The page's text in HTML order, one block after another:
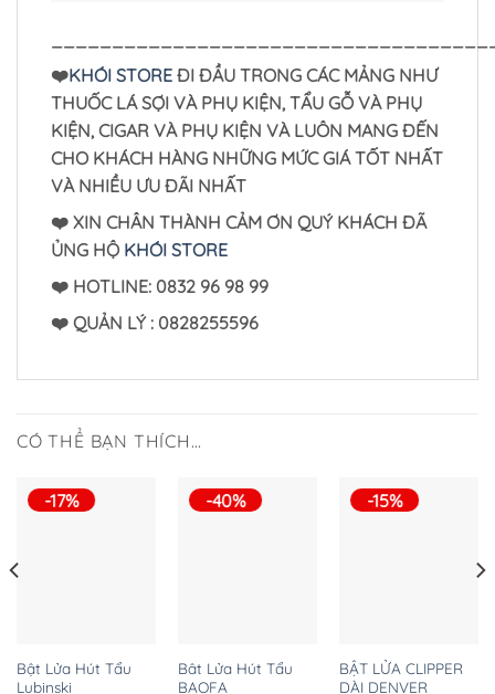
❤️KHÓI STORE ĐI ĐẦU TRONG CÁC MẢNG NHƯ
THUỐC LÁ SỢI VÀ PHỤ KIỆN, TẨU GỖ VÀ PHỤ
KIỆN, CIGAR VÀ PHỤ KIỆN VÀ LUÔN MANG ĐẾN
CHO KHÁCH HÀNG NHỮNG MỨC GIÁ TỐT NHẤT
VÀ NHIỀU ƯU ĐÃI NHẤT
❤️ XIN CHÂN THÀNH CẢM ƠN QUÝ KHÁCH ĐÃ
ỦNG HỘ KHÓI STORE
❤️ HOTLINE: 0832 96 98 99
❤️ QUẢN LÝ : 0828255596
CÓ THỂ BẠN THÍCH…
-17%
Bật Lửa Hút Tẩu
Lubinski
-40%
Bât Lửa Hút Tẩu
BAOFA
-15%
BẬT LỬA CLIPPER
DÀI DENVER